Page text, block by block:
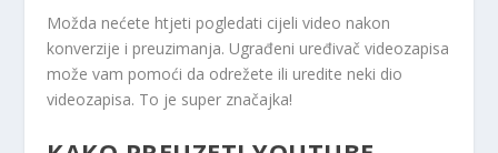
Možda nećete htjeti pogledati cijeli video nakon
konverzije i preuzimanja. Ugrađeni uređivač videozapisa
može vam pomoći da odrežete ili uredite neki dio
videozapisa. To je super značajka!